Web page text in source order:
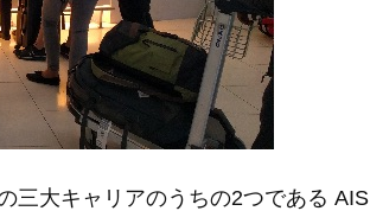
三大キャリアのうちの2つである AIS